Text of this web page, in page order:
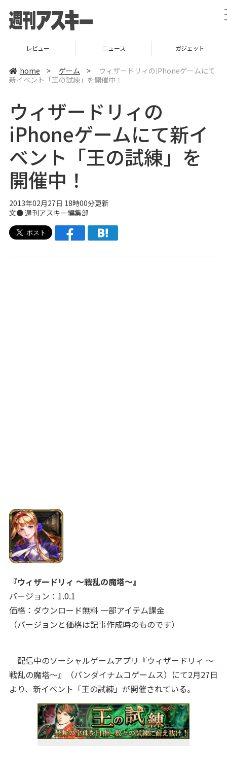
レビュー ニュース ガジェット
home > ゲーム >
ウィザードリィのiPhoneゲームにて
新イベント「王の試練」を開催中！
ウィザードリィの
iPhoneゲームにて新イ
ベント「王の試練」を
開催中！
2013年02月27日 18時00分更新
文●週刊アスキー編集部
『ウィザードリィ ～戦乱の魔塔～』
バージョン：1.0.1
価格：ダウンロード無料 一部アイテム課金
（バージョンと価格は記事作成時のものです）
配信中のソーシャルゲームアプリ『ウィザードリィ ～
戦乱の魔塔～』（バンダイナムコゲームス）にて2月27日
より、新イベント「王の試練」が開催されている。